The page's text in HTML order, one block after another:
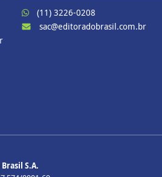
(11) 3226-0208
sac@editoradobrasil.com.br
S.A.